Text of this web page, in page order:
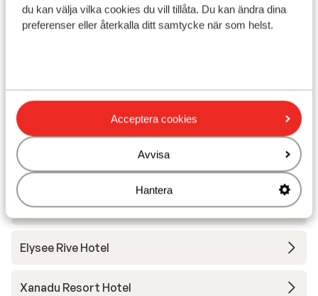
du kan välja vilka cookies du vill tillåta. Du kan ändra dina
preferenser eller återkalla ditt samtycke när som helst.
Acceptera cookies
Avvisa
Hantera
I området
Vid stranden (solstolar (kostnadsfritt) , parasoll
Närmaste butiker ca 3 km
Närmaste restaurang ca 3 km
Dolmus ( till centrum mot betalning)
Andra boenden i Turkiets sydkust
Mardan Palace
Elysee Rive Hotel
Xanadu Resort Hotel